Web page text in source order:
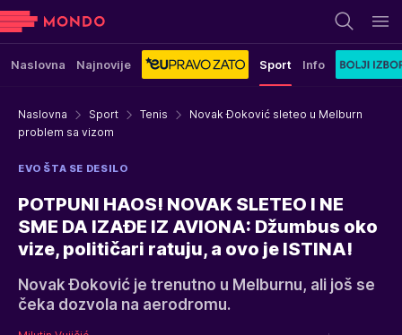
Naslovna Najnovije Sport Info
Naslovna Sport Tenis
Novak Đoković sleteo u Melburn
problem sa vizom
EVO ŠTA SE DESILO
POTPUNI HAOS! NOVAK SLETEO I NE
SME DA IZAĐE IZ AVIONA: Džumbus oko
vize, političari ratuju, a ovo je ISTINA!
Novak Đoković je trenutno u Melburnu, ali još se
čeka dozvola na aerodromu.